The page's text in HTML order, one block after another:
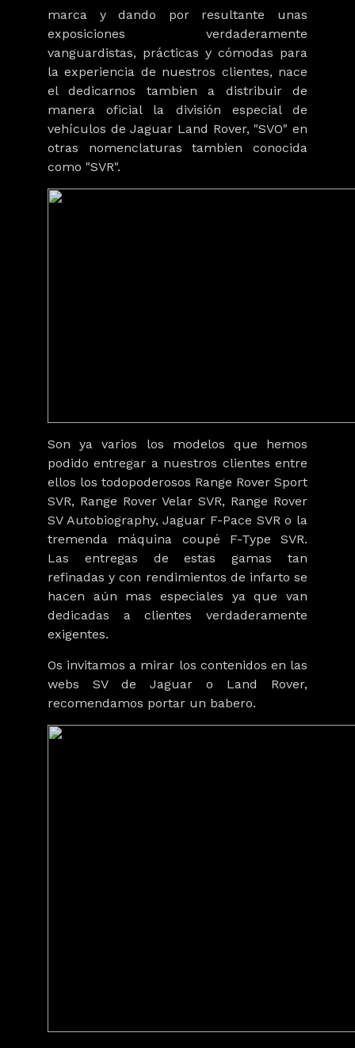
marca y dando por resultante unas
exposiciones verdaderamente
vanguardistas, prácticas y cómodas para
la experiencia de nuestros clientes, nace
el dedicarnos tambien a distribuir de
manera oficial la división especial de
vehículos de Jaguar Land Rover, "SVO" en
otras nomenclaturas tambien conocida
como "SVR".
Son ya varios los modelos que hemos
podido entregar a nuestros clientes entre
ellos los todopoderosos Range Rover Sport
SVR, Range Rover Velar SVR, Range Rover
SV Autobiography, Jaguar F-Pace SVR o la
tremenda máquina coupé F-Type SVR.
Las entregas de estas gamas tan
refinadas y con rendimientos de infarto se
hacen aún mas especiales ya que van
dedicadas a clientes verdaderamente
exigentes.
Os invitamos a mirar los contenidos en las
webs SV de Jaguar o Land Rover,
recomendamos portar un babero.